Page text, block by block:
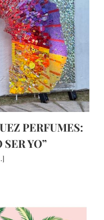
PERFUMES:
YO”